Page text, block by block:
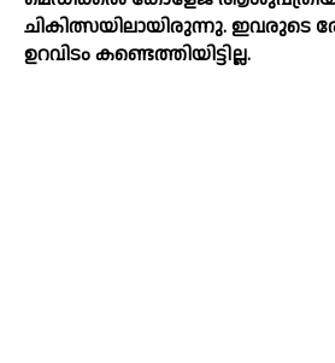
ചികിത്സയിലായിരുന്നു.
ഉറവിടം കണ്ടെത്തിയിട്ടില്ല.